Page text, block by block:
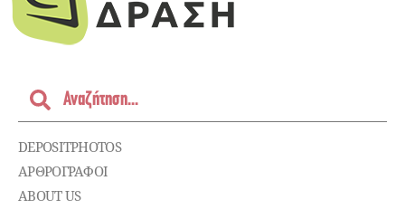
DEPOSITPHOTOS
ΑΡΘΡΟΓΡΑΦΟΙ
ABOUT US